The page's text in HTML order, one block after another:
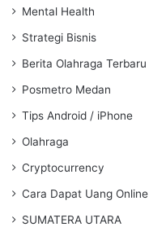
Mental Health
Strategi Bisnis
Berita Olahraga Terbaru
Posmetro Medan
Tips Android / iPhone
Olahraga
Cryptocurrency
Cara Dapat Uang Online
SUMATERA UTARA